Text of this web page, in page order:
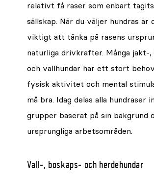
relativt få raser som enbart
sällskap. När du väljer hundras är
viktigt att tänka på rasens
naturliga drivkrafter. Många jakt-
och vallhundar har ett stort
fysisk aktivitet och mental
må bra. Idag delas alla hundraser
grupper baserat på sin bakgrund
ursprungliga arbetsområden.
Vall-, boskaps- och herdehundar